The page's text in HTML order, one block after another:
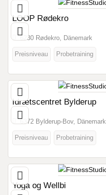
LOOP Rødekro
6230 Rødekro, Dänemark
Preisniveau Probetraining
Idrætscentret Bylderup
6372 Bylderup-Bov, Dänemark
Preisniveau Probetraining
Yoga og Wellbi